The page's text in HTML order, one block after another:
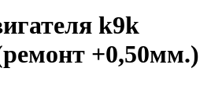
k9k
+0,50мм.)